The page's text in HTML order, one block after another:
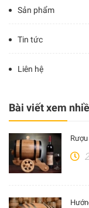
Sản phẩm
Tin tức
Liên hệ
Bài viết xem